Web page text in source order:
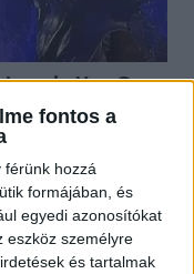
fontos a
férünk hozzá
formájában, és
egyedi azonosítókat
eszköz személyre
és tartalmak